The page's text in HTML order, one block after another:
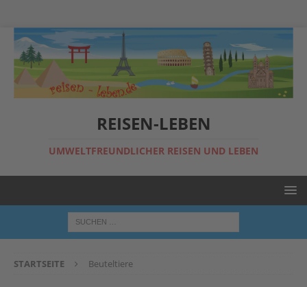
REISEN-LEBEN
UMWELTFREUNDLICHER REISEN UND LEBEN
STARTSEITE Beuteltiere